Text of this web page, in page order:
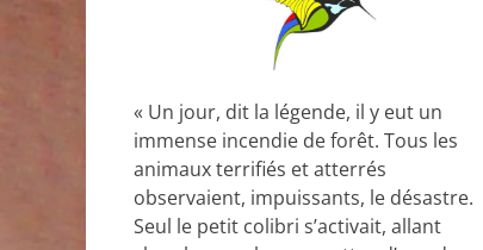
« Un jour, dit la légende, il y eut un
immense incendie de forêt. Tous les
animaux terrifiés et atterrés
observaient, impuissants, le désastre.
Seul le petit colibri s’activait, allant